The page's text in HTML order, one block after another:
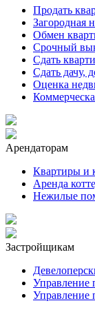
Продать
Загородная
Обмен
Срочный
Сдать
Сдать дачу,
Оценка
Арендаторам
Квартиры и
Аренда
Нежилые
Застройщикам
Управление
Управление